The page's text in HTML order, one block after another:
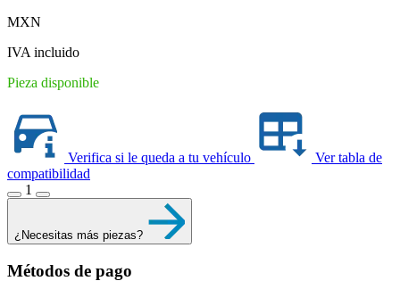
MXN
IVA incluido
Pieza disponible
Verifica si le queda a tu vehículo
Ver tabla de
compatibilidad
1
¿Necesitas más piezas?
Métodos de pago